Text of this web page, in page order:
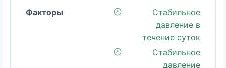
Стабильное
давление в
течение суток
Стабильное
давление